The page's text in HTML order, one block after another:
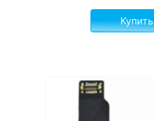
Купить